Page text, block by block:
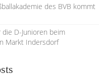
des BVB kommt
D-Junioren beim
Markt Indersdorf